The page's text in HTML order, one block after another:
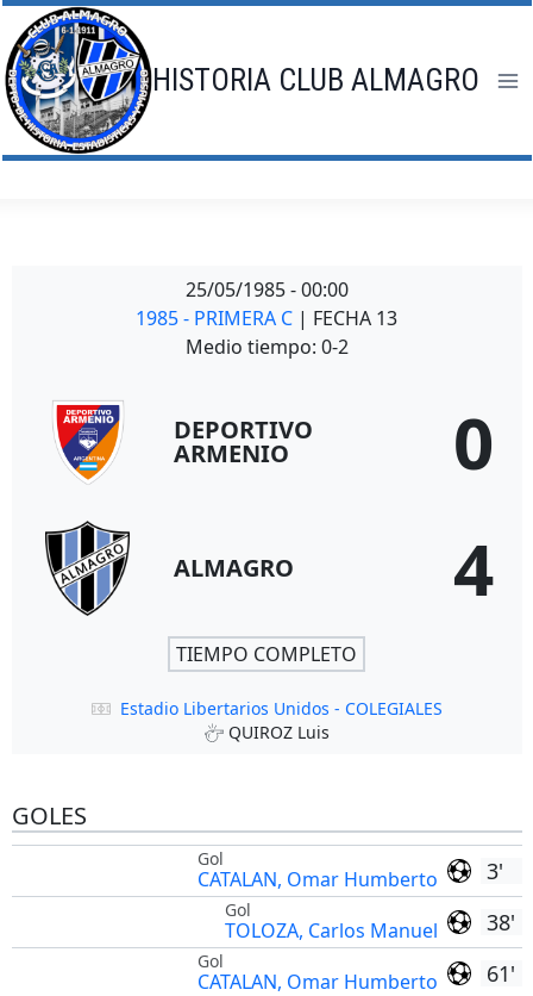
Saltar
al
contenido
HISTORIA CLUB ALMAGRO
25/05/1985 - 00:00
1985 - PRIMERA C | FECHA 13
Medio tiempo: 0-2
DEPORTIVO
ARMENIO 0
ALMAGRO 4
TIEMPO COMPLETO
Estadio Libertarios Unidos - COLEGIALES
QUIROZ Luis
GOLES
3'
Gol
CATALAN, Omar Humberto
38'
Gol
TOLOZA, Carlos Manuel
61'
Gol
CATALAN, Omar Humberto